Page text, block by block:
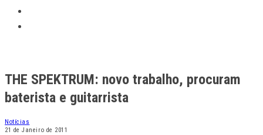
THE SPEKTRUM: novo trabalho, procuram
baterista e guitarrista
Notícias
21 de Janeiro de 2011